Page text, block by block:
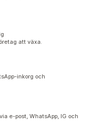
att växa.
inkorg och
e-post, WhatsApp, IG och